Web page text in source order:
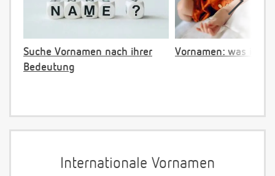
Suche Vornamen nach ihrer
Bedeutung
Vornamen: was ist
Internationale Vornamen